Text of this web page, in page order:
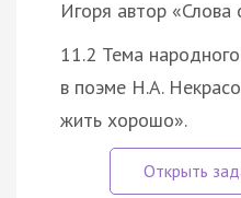
Игоря автор «Слова
11.2 Тема
в поэме Н.А.
жить хорошо».